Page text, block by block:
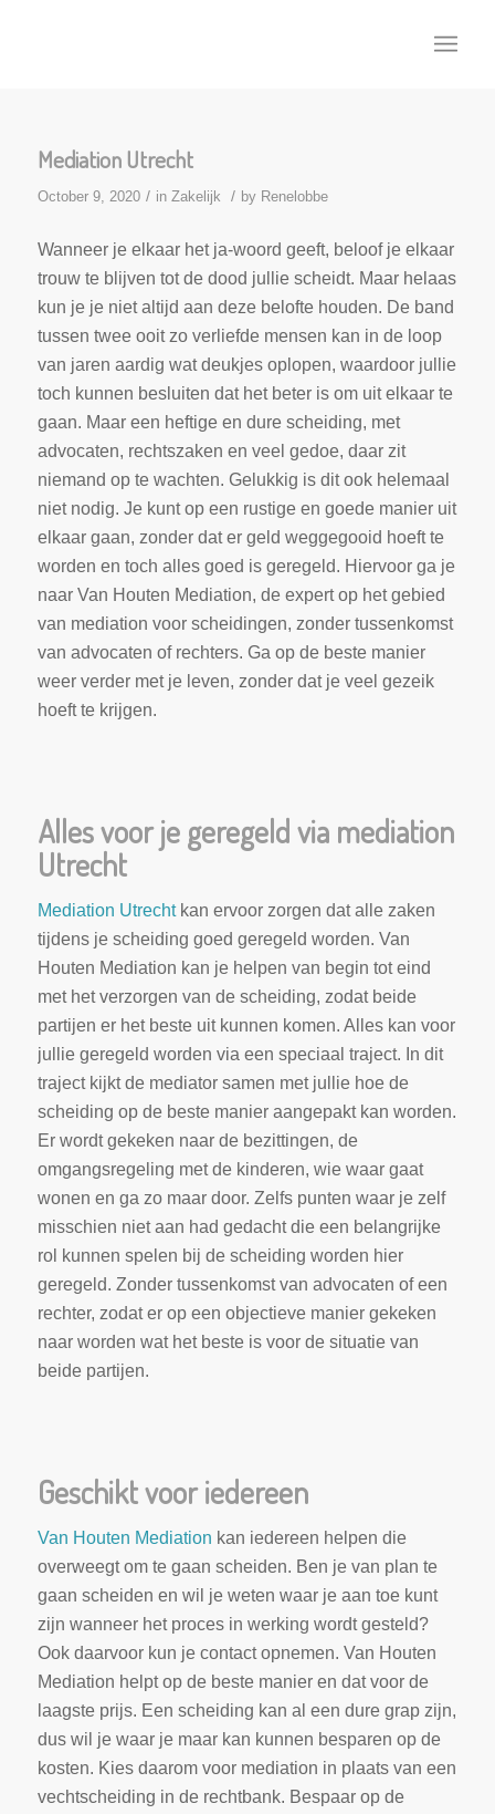
Mediation Utrecht
October 9, 2020 / in Zakelijk / by Renelobbe
Wanneer je elkaar het ja-woord geeft, beloof je elkaar
trouw te blijven tot de dood jullie scheidt. Maar helaas
kun je je niet altijd aan deze belofte houden. De band
tussen twee ooit zo verliefde mensen kan in de loop
van jaren aardig wat deukjes oplopen, waardoor jullie
toch kunnen besluiten dat het beter is om uit elkaar te
gaan. Maar een heftige en dure scheiding, met
advocaten, rechtszaken en veel gedoe, daar zit
niemand op te wachten. Gelukkig is dit ook helemaal
niet nodig. Je kunt op een rustige en goede manier uit
elkaar gaan, zonder dat er geld weggegooid hoeft te
worden en toch alles goed is geregeld. Hiervoor ga je
naar Van Houten Mediation, de expert op het gebied
van mediation voor scheidingen, zonder tussenkomst
van advocaten of rechters. Ga op de beste manier
weer verder met je leven, zonder dat je veel gezeik
hoeft te krijgen.
Alles voor je geregeld via mediation
Utrecht
Mediation Utrechtkan ervoor zorgen dat alle zaken
tijdens je scheiding goed geregeld worden. Van
Houten Mediation kan je helpen van begin tot eind
met het verzorgen van de scheiding, zodat beide
partijen er het beste uit kunnen komen. Alles kan voor
jullie geregeld worden via een speciaal traject. In dit
traject kijkt de mediator samen met jullie hoe de
scheiding op de beste manier aangepakt kan worden.
Er wordt gekeken naar de bezittingen, de
omgangsregeling met de kinderen, wie waar gaat
wonen en ga zo maar door. Zelfs punten waar je zelf
misschien niet aan had gedacht die een belangrijke
rol kunnen spelen bij de scheiding worden hier
geregeld. Zonder tussenkomst van advocaten of een
rechter, zodat er op een objectieve manier gekeken
naar worden wat het beste is voor de situatie van
beide partijen.
Geschikt voor iedereen
Van Houten Mediation kan iedereen helpen die
overweegt om te gaan scheiden. Ben je van plan te
gaan scheiden en wil je weten waar je aan toe kunt
zijn wanneer het proces in werking wordt gesteld?
Ook daarvoor kun je contact opnemen. Van Houten
Mediation helpt op de beste manier en dat voor de
laagste prijs. Een scheiding kan al een dure grap zijn,
dus wil je waar je maar kan kunnen besparen op de
kosten. Kies daarom voor mediation in plaats van een
vechtscheiding in de rechtbank. Bespaar op de